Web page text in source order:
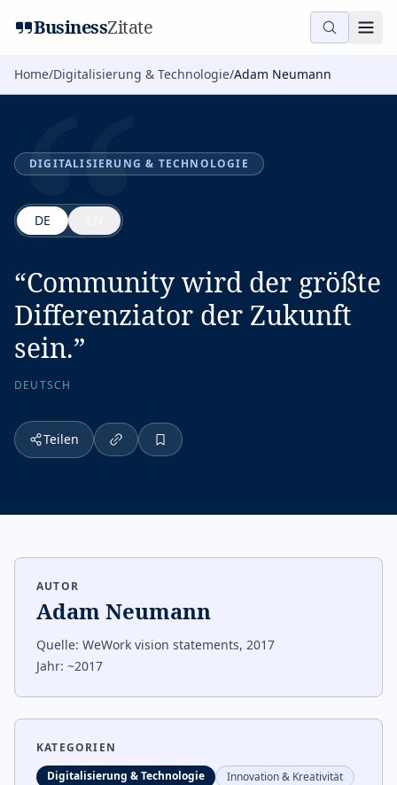
BusinessZitate
Home/Digitalisierung & Technologie/Adam Neumann
“
DIGITALISIERUNG & TECHNOLOGIE
DE
“Community wird der größte
Differenziator der Zukunft
sein.”
DEUTSCH
Teilen
AUTOR
Adam Neumann
Quelle: WeWork vision statements, 2017
Jahr: ~2017
KATEGORIEN
Digitalisierung & Technologie
Innovation & Kreativität